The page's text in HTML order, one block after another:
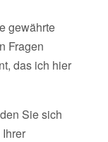
gewährte
Fragen
das ich hier
Sie sich